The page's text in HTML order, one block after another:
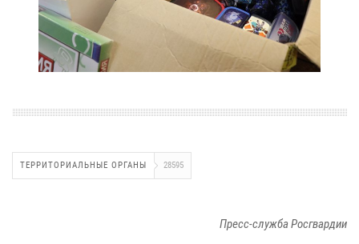
ТЕРРИТОРИАЛЬНЫЕ ОРГАНЫ 28595
Пресс-служба Росгвардии